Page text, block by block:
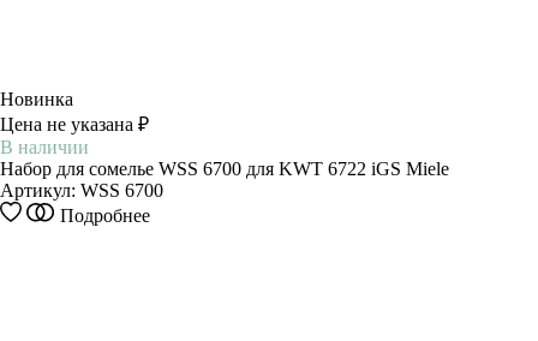
Новинка
Цена не указана ₽
В наличии
Набор для сомелье WSS 6700 для KWT 6722 iGS Miele
Артикул: WSS 6700
Подробнее